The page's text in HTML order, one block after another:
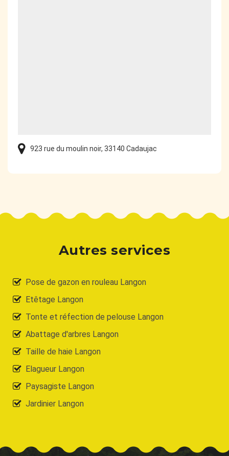
923 rue du moulin noir, 33140 Cadaujac
Autres services
Pose de gazon en rouleau Langon
Etêtage Langon
Tonte et réfection de pelouse Langon
Abattage d'arbres Langon
Taille de haie Langon
Elagueur Langon
Paysagiste Langon
Jardinier Langon